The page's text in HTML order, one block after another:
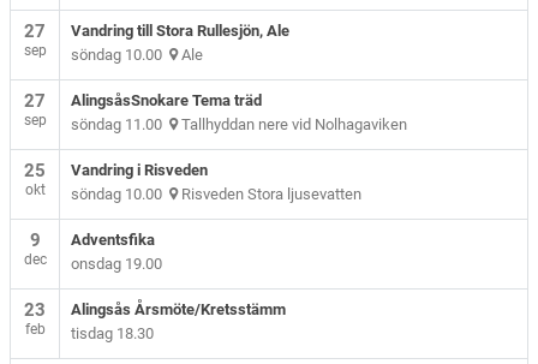
27
sep
Vandring till Stora Rullesjön, Ale
söndag 10.00 Ale
27
sep
AlingsåsSnokare Tema träd
söndag 11.00 Tallhyddan nere vid Nolhagaviken
25
okt
Vandring i Risveden
söndag 10.00 Risveden Stora ljusevatten
9
dec
Adventsfika
onsdag 19.00
23
feb
Alingsås Årsmöte/Kretsstämm
tisdag 18.30